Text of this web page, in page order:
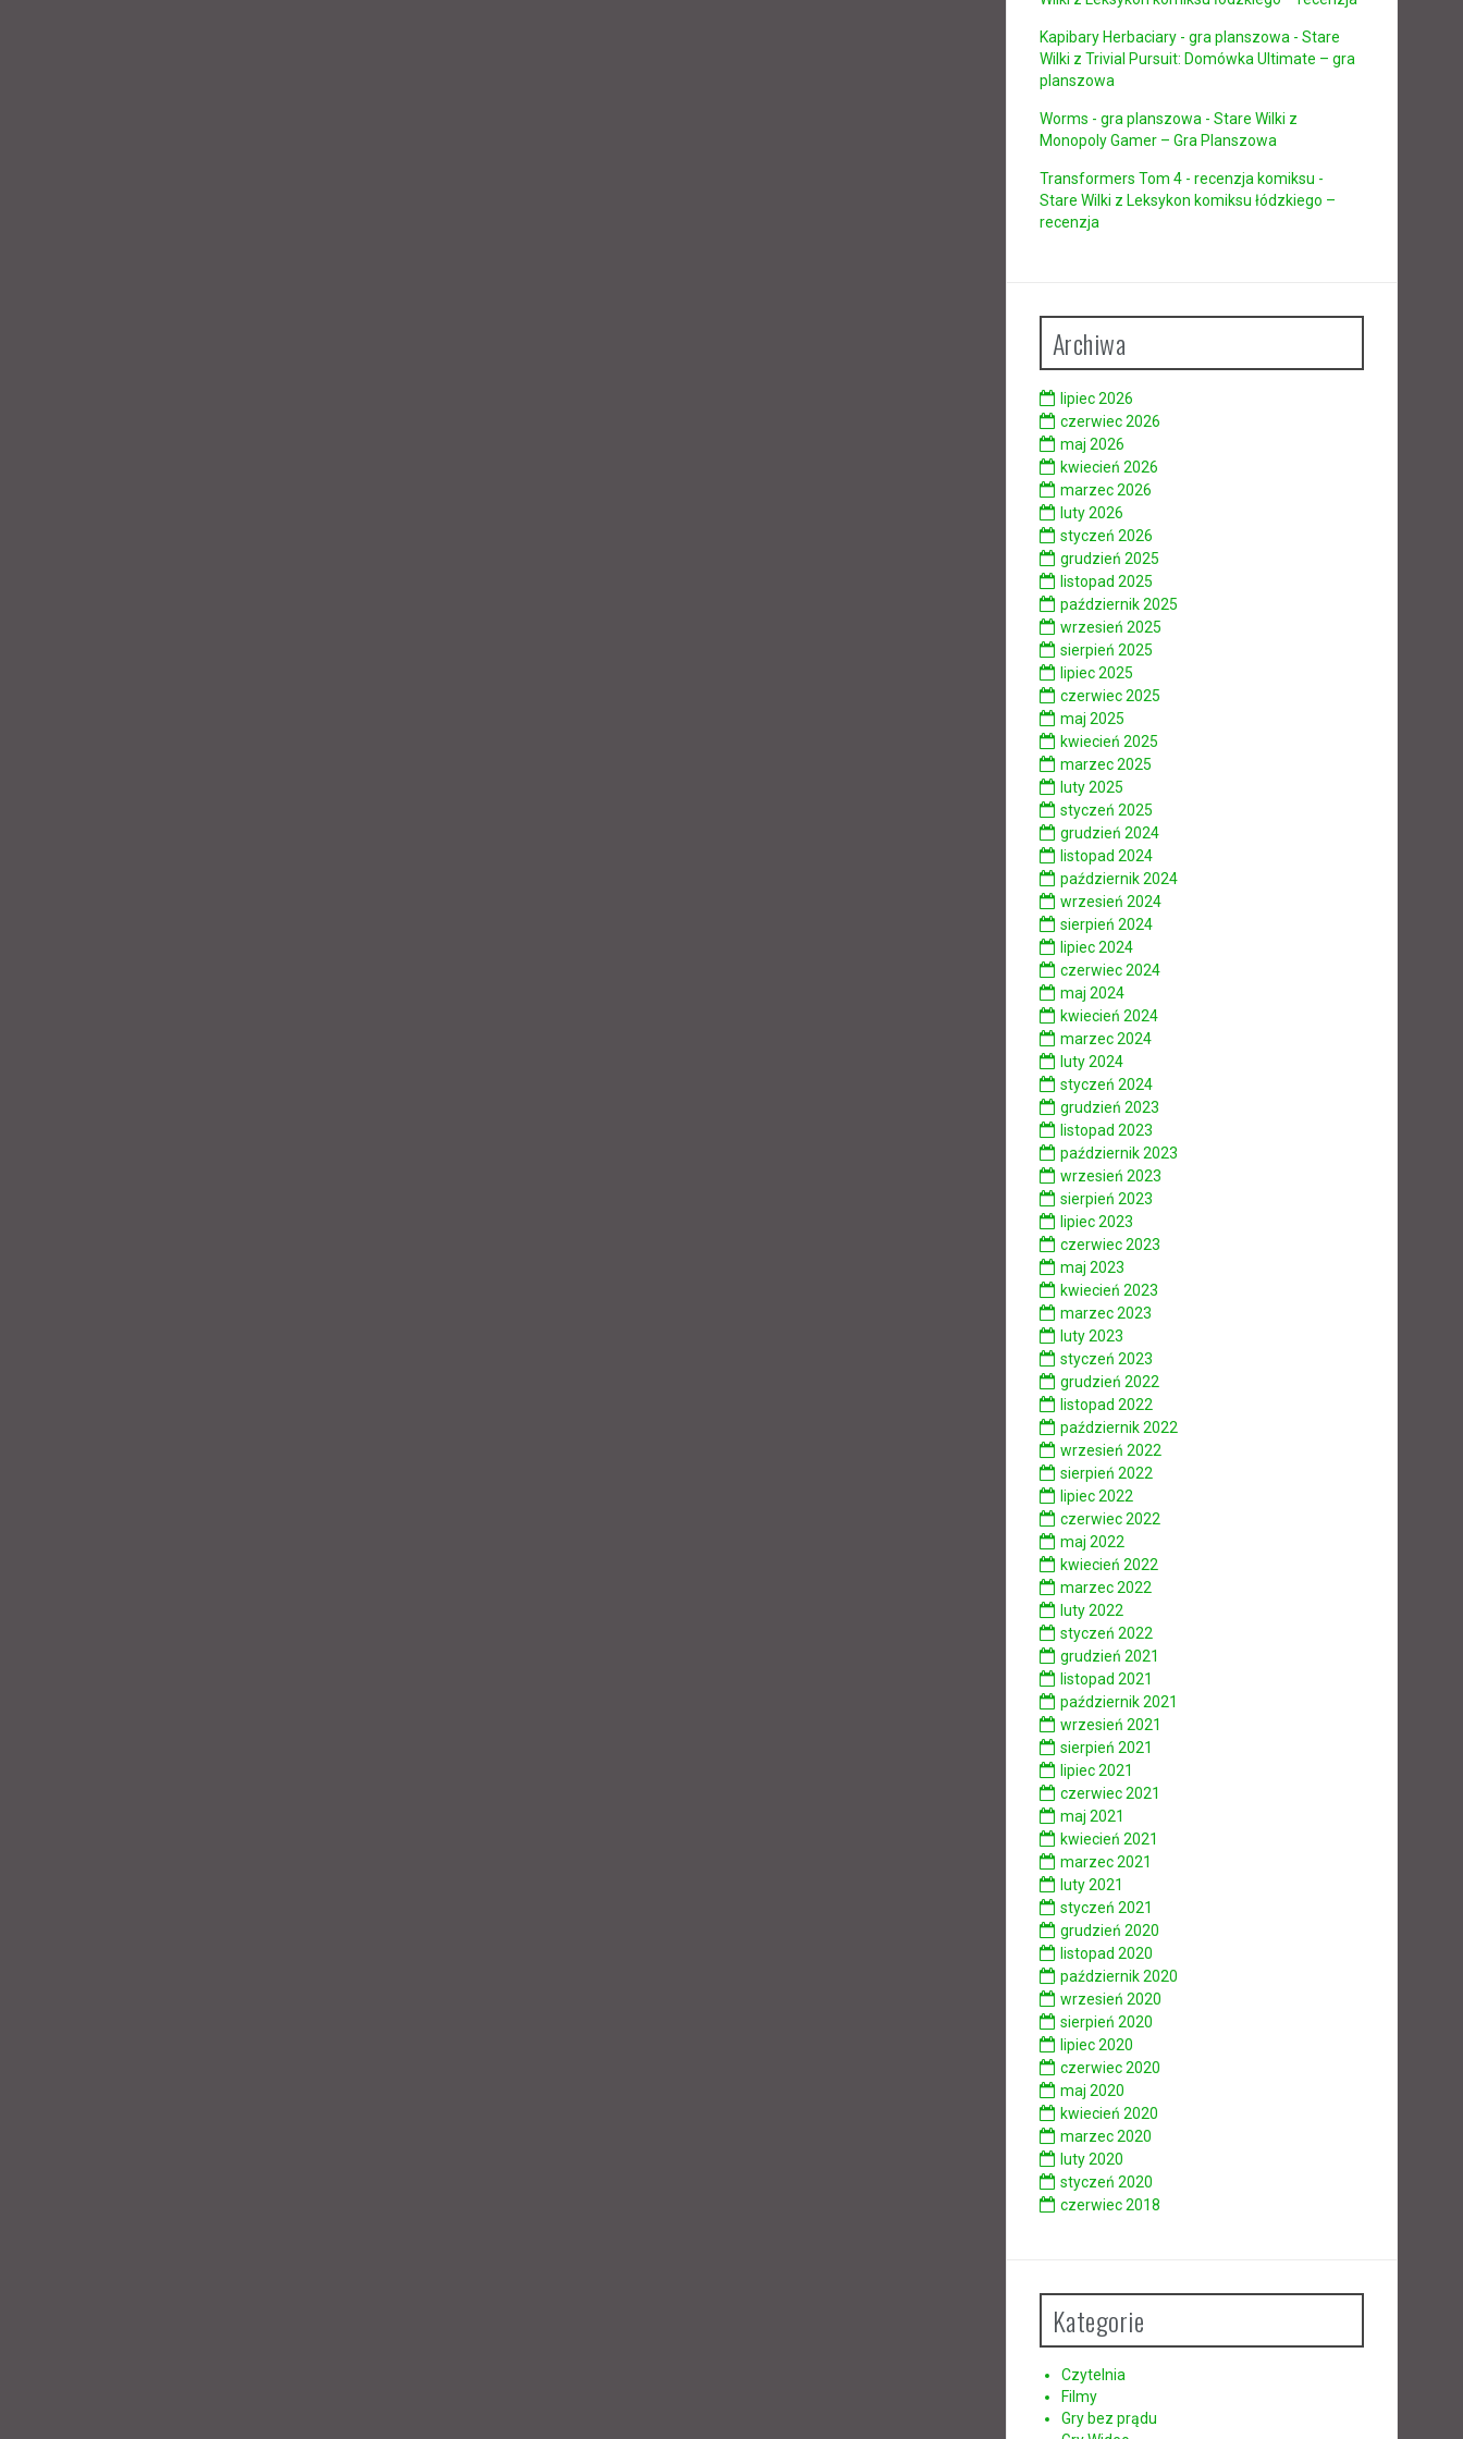
Kapibary Herbaciary - gra planszowa - Stare
Wilki z Trivial Pursuit: Domówka Ultimate – gra
planszowa
Worms - gra planszowa - Stare Wilki z
Monopoly Gamer – Gra Planszowa
Transformers Tom 4 - recenzja komiksu -
Stare Wilki z Leksykon komiksu łódzkiego –
recenzja
Archiwa
lipiec 2026
czerwiec 2026
maj 2026
kwiecień 2026
marzec 2026
luty 2026
styczeń 2026
grudzień 2025
listopad 2025
październik 2025
wrzesień 2025
sierpień 2025
lipiec 2025
czerwiec 2025
maj 2025
kwiecień 2025
marzec 2025
luty 2025
styczeń 2025
grudzień 2024
listopad 2024
październik 2024
wrzesień 2024
sierpień 2024
lipiec 2024
czerwiec 2024
maj 2024
kwiecień 2024
marzec 2024
luty 2024
styczeń 2024
grudzień 2023
listopad 2023
październik 2023
wrzesień 2023
sierpień 2023
lipiec 2023
czerwiec 2023
maj 2023
kwiecień 2023
marzec 2023
luty 2023
styczeń 2023
grudzień 2022
listopad 2022
październik 2022
wrzesień 2022
sierpień 2022
lipiec 2022
czerwiec 2022
maj 2022
kwiecień 2022
marzec 2022
luty 2022
styczeń 2022
grudzień 2021
listopad 2021
październik 2021
wrzesień 2021
sierpień 2021
lipiec 2021
czerwiec 2021
maj 2021
kwiecień 2021
marzec 2021
luty 2021
styczeń 2021
grudzień 2020
listopad 2020
październik 2020
wrzesień 2020
sierpień 2020
lipiec 2020
czerwiec 2020
maj 2020
kwiecień 2020
marzec 2020
luty 2020
styczeń 2020
czerwiec 2018
Kategorie
Czytelnia
Filmy
Gry bez prądu